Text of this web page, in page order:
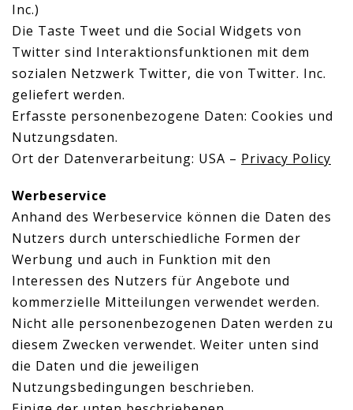
Inc.)
Die Taste Tweet und die Social Widgets von
Twitter sind Interaktionsfunktionen mit dem
sozialen Netzwerk Twitter, die von Twitter. Inc.
geliefert werden.
Erfasste personenbezogene Daten: Cookies und
Nutzungsdaten.
Ort der Datenverarbeitung: USA – Privacy Policy
Werbeservice
Anhand des Werbeservice können die Daten des
Nutzers durch unterschiedliche Formen der
Werbung und auch in Funktion mit den
Interessen des Nutzers für Angebote und
kommerzielle Mitteilungen verwendet werden.
Nicht alle personenbezogenen Daten werden zu
diesem Zwecken verwendet. Weiter unten sind
die Daten und die jeweiligen
Nutzungsbedingungen beschrieben.